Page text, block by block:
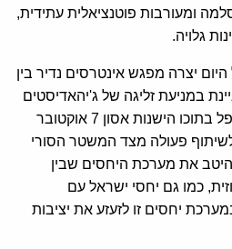
ומעורבות פוטנציאלית עתידית,
גלויה.
יצרה מפגש אינטרסים נדיר בין
במניעת זליגה של ג'יהאדיסטים
לכיוון רמת הגולן, מצב המקפל בתוכו הישנות אסון 7 אוקטובר
לשיתוף פעולה מצד המשטר הסורי
את מערכת היחסים שבין
כמו גם יחסי ישראל עם
יחסים זו לזעזע את יציבות